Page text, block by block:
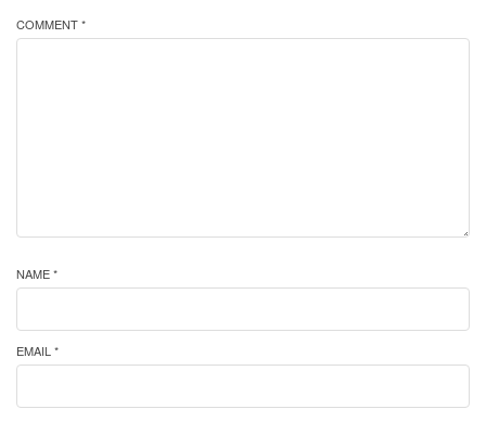
COMMENT *
NAME *
EMAIL *